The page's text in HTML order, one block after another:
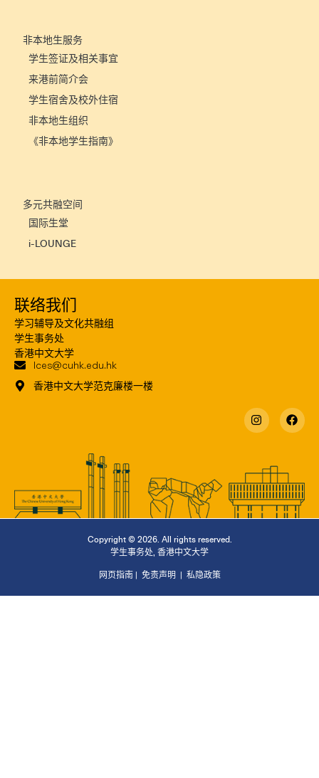
非本地生服务
学生签证及相关事宜
来港前简介会
学生宿舍及校外住宿
非本地生组织
《非本地学生指南》
多元共融空间
国际生堂
i-LOUNGE
联络我们
学习辅导及文化共融组
学生事务处
香港中文大学
lces@cuhk.edu.hk
香港中文大学范克廉楼一楼
Copyright © 2026. All rights reserved.
学生事务处, 香港中文大学
网页指南| 免责声明 | 私隐政策